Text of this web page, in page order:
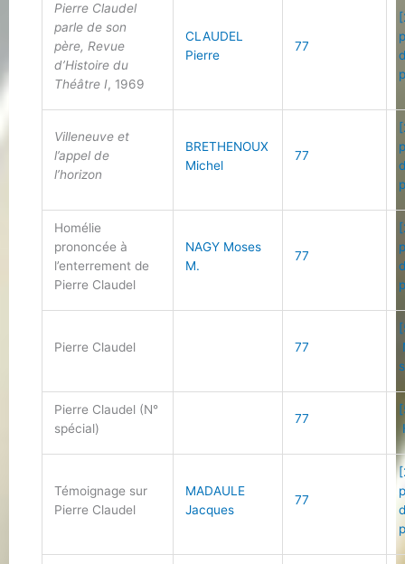
Pierre Claudel
parle de son
père, Revue
d’Histoire du
Théâtre I, 1969
CLAUDEL
Pierre
77
Villeneuve et
l’appel de
l’horizon
BRETHENOUX
Michel
77
Homélie
prononcée à
l’enterrement de
Pierre Claudel
NAGY Moses
M.
77
Pierre Claudel 77
Pierre Claudel (N°
spécial)
77
Témoignage sur
Pierre Claudel
MADAULE
Jacques
77